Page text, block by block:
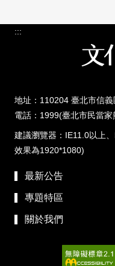
:::
地址：110204 臺北市信
電話：1999(臺北市民當
建議瀏覽器：IE11.0以上
效果為1920*1080)
最新公告
專題特區
關於我們